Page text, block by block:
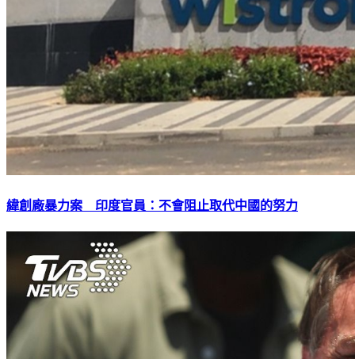
緯創廠暴力案 印度官員：不會阻止取代中國的努力